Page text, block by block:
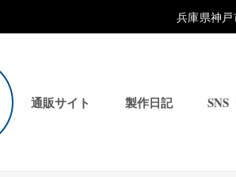
兵庫県神
通販サイト 製作日記 SNS